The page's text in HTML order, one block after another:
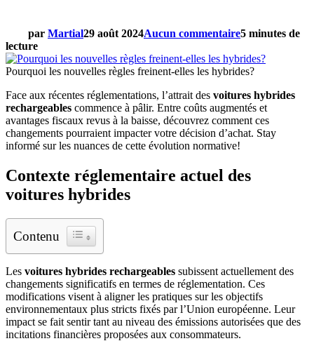
par Martial29 août 2024Aucun commentaire5 minutes de
lecture
Pourquoi les nouvelles règles freinent-elles les hybrides?
Face aux récentes réglementations, l’attrait des voitures hybrides
rechargeables commence à pâlir. Entre coûts augmentés et
avantages fiscaux revus à la baisse, découvrez comment ces
changements pourraient impacter votre décision d’achat. Stay
informé sur les nuances de cette évolution normative!
Contexte réglementaire actuel des
voitures hybrides
Contenu
Les voitures hybrides rechargeables subissent actuellement des
changements significatifs en termes de réglementation. Ces
modifications visent à aligner les pratiques sur les objectifs
environnementaux plus stricts fixés par l’Union européenne. Leur
impact se fait sentir tant au niveau des émissions autorisées que des
incitations financières proposées aux consommateurs.